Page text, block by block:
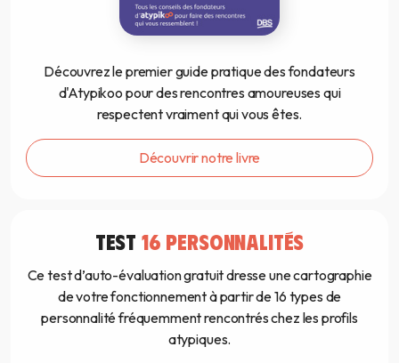
Découvrez le premier guide pratique des fondateurs
d'Atypikoo pour des rencontres amoureuses qui
respectent vraiment qui vous êtes.
Découvrir notre livre
TEST 16 PERSONNALITÉS
Ce test d’auto-évaluation gratuit dresse une cartographie
de votre fonctionnement à partir de 16 types de
personnalité fréquemment rencontrés chez les profils
atypiques.